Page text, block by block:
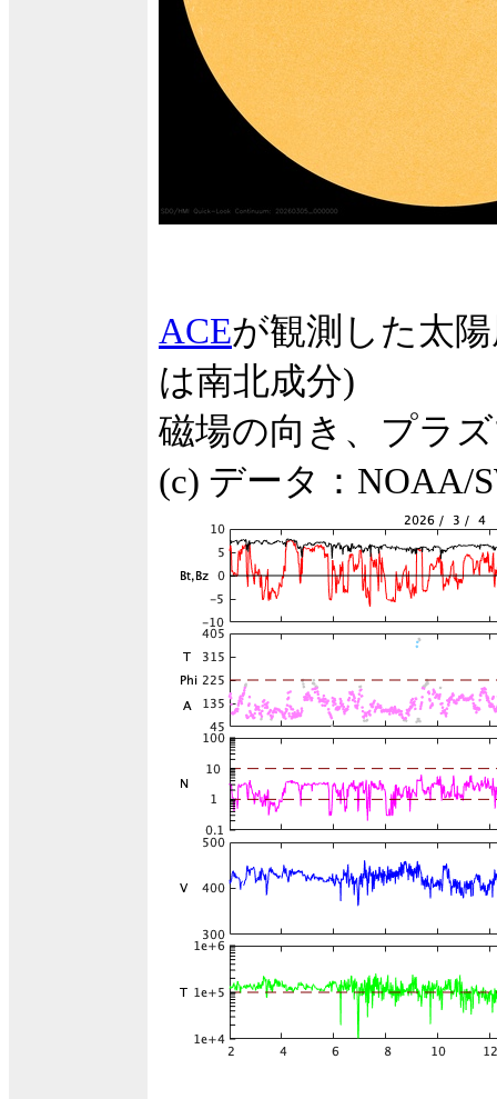
ACEが観測した太
は南北成分)
磁場の向き、プラ
(c) データ：NOAA/